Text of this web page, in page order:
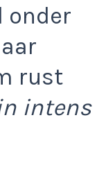
onder
rust
intens